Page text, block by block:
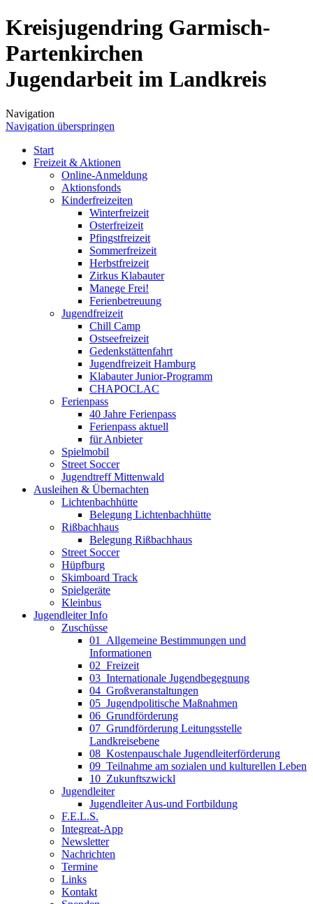
Kreisjugendring Garmisch-
Partenkirchen
Jugendarbeit im Landkreis
Navigation
Navigation überspringen
Start
Freizeit & Aktionen
Online-Anmeldung
Aktionsfonds
Kinderfreizeiten
Winterfreizeit
Osterfreizeit
Pfingstfreizeit
Sommerfreizeit
Herbstfreizeit
Zirkus Klabauter
Manege Frei!
Ferienbetreuung
Jugendfreizeit
Chill Camp
Ostseefreizeit
Gedenkstättenfahrt
Jugendfreizeit Hamburg
Klabauter Junior-Programm
CHAPOCLAC
Ferienpass
40 Jahre Ferienpass
Ferienpass aktuell
für Anbieter
Spielmobil
Street Soccer
Jugendtreff Mittenwald
Ausleihen & Übernachten
Lichtenbachhütte
Belegung Lichtenbachhütte
Rißbachhaus
Belegung Rißbachhaus
Street Soccer
Hüpfburg
Skimboard Track
Spielgeräte
Kleinbus
Jugendleiter Info
Zuschüsse
01_Allgemeine Bestimmungen und
Informationen
02_Freizeit
03_Internationale Jugendbegegnung
04_Großveranstaltungen
05_Jugendpolitische Maßnahmen
06_Grundförderung
07_Grundförderung Leitungsstelle
Landkreisebene
08_Kostenpauschale Jugendleiterförderung
09_Teilnahme am sozialen und kulturellen Leben
10_Zukunftszwickl
Jugendleiter
Jugendleiter Aus-und Fortbildung
F.E.L.S.
Integreat-App
Newsletter
Nachrichten
Termine
Links
Kontakt